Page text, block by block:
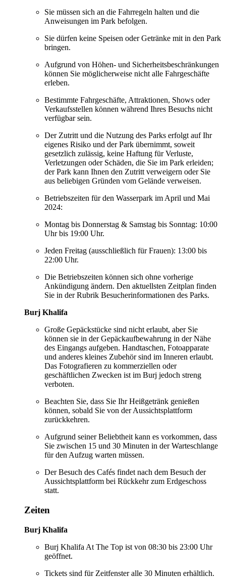
Sie müssen sich an die Fahrregeln halten und die
Anweisungen im Park befolgen.
Sie dürfen keine Speisen oder Getränke mit in den Park
bringen.
Aufgrund von Höhen- und Sicherheitsbeschränkungen
können Sie möglicherweise nicht alle Fahrgeschäfte
erleben.
Bestimmte Fahrgeschäfte, Attraktionen, Shows oder
Verkaufsstellen können während Ihres Besuchs nicht
verfügbar sein.
Der Zutritt und die Nutzung des Parks erfolgt auf Ihr
eigenes Risiko und der Park übernimmt, soweit
gesetzlich zulässig, keine Haftung für Verluste,
Verletzungen oder Schäden, die Sie im Park erleiden;
der Park kann Ihnen den Zutritt verweigern oder Sie
aus beliebigen Gründen vom Gelände verweisen.
Betriebszeiten für den Wasserpark im April und Mai
2024:
Montag bis Donnerstag & Samstag bis Sonntag: 10:00
Uhr bis 19:00 Uhr.
Jeden Freitag (ausschließlich für Frauen): 13:00 bis
22:00 Uhr.
Die Betriebszeiten können sich ohne vorherige
Ankündigung ändern. Den aktuellsten Zeitplan finden
Sie in der Rubrik Besucherinformationen des Parks.
Burj Khalifa
Große Gepäckstücke sind nicht erlaubt, aber Sie
können sie in der Gepäckaufbewahrung in der Nähe
des Eingangs aufgeben. Handtaschen, Fotoapparate
und anderes kleines Zubehör sind im Inneren erlaubt.
Das Fotografieren zu kommerziellen oder
geschäftlichen Zwecken ist im Burj jedoch streng
verboten.
Beachten Sie, dass Sie Ihr Heißgetränk genießen
können, sobald Sie von der Aussichtsplattform
zurückkehren.
Aufgrund seiner Beliebtheit kann es vorkommen, dass
Sie zwischen 15 und 30 Minuten in der Warteschlange
für den Aufzug warten müssen.
Der Besuch des Cafés findet nach dem Besuch der
Aussichtsplattform bei Rückkehr zum Erdgeschoss
statt.
Zeiten
Burj Khalifa
Burj Khalifa At The Top ist von 08:30 bis 23:00 Uhr
geöffnet.
Tickets sind für Zeitfenster alle 30 Minuten erhältlich.